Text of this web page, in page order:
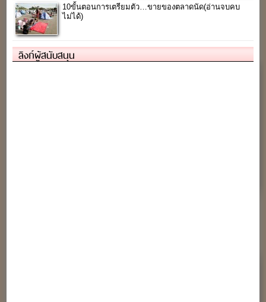
10ขั้นตอนการเตรียมตัว…ขายของตลาดนัด(อ่านจบคบ
ไม่ได้)
ลิงก์ผู้สนับสนุน